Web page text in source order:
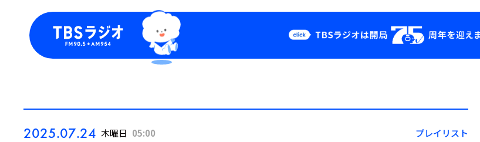
Podcast
YouTube
会社情報
2025.07.24 木曜日 05:00 プレイリスト